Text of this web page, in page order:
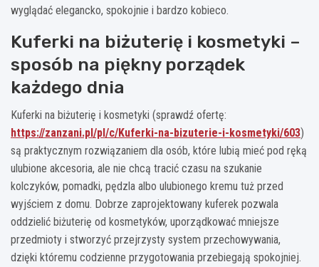
wyglądać elegancko, spokojnie i bardzo kobieco.
Kuferki na biżuterię i kosmetyki –
sposób na piękny porządek
każdego dnia
Kuferki na biżuterię i kosmetyki (sprawdź ofertę:
https://zanzani.pl/pl/c/Kuferki-na-bizuterie-i-kosmetyki/603)
są praktycznym rozwiązaniem dla osób, które lubią mieć pod ręką
ulubione akcesoria, ale nie chcą tracić czasu na szukanie
kolczyków, pomadki, pędzla albo ulubionego kremu tuż przed
wyjściem z domu. Dobrze zaprojektowany kuferek pozwala
oddzielić biżuterię od kosmetyków, uporządkować mniejsze
przedmioty i stworzyć przejrzysty system przechowywania,
dzięki któremu codzienne przygotowania przebiegają spokojniej.